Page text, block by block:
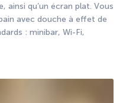
ainsi qu’un écran plat. Vous
avec douche à effet de
: minibar, Wi-Fi,